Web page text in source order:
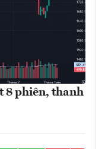
8 phiên, thanh